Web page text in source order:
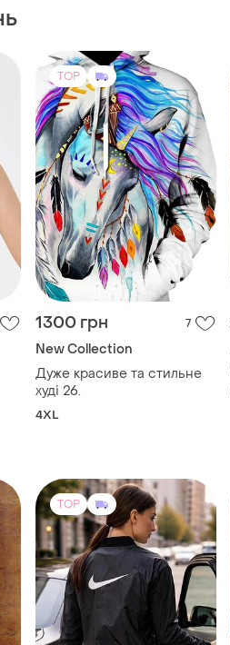
1300 грн 7
New Collection
Дуже красиве та стильне
худі 26.
4XL
TOP
1500 грн
162
1350 грн з 10 серп